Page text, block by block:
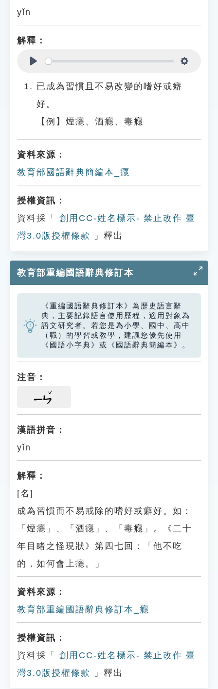
yǐn
解釋：
已成為習慣且不易改變的嗜好或癖
好。
【例】煙癮、酒癮、毒癮
資料來源：
教育部國語辭典簡編本_癮
授權資訊：
資料採「
創用CC-姓名標示- 禁止改作 臺
灣3.0版授權條款
」釋出
教育部重編國語辭典修訂本
《重編國語辭典修訂本》為歷史語言辭
典，主要記錄語言使用歷程，適用對象為
語文研究者。若您是為小學、國中、高中
（職）的學習或教學，建議您優先使用
《國語小字典》或《國語辭典簡編本》。
注音：
ㄧㄣ
漢語拼音：
yǐn
解釋：
[名]
成為習慣而不易戒除的嗜好或癖好。如：
「煙癮」、「酒癮」、「毒癮」。《二十
年目睹之怪現狀》第四七回：「他不吃
的，如何會上癮。」
資料來源：
教育部重編國語辭典修訂本_癮
授權資訊：
資料採「
創用CC-姓名標示- 禁止改作 臺
灣3.0版授權條款
」釋出